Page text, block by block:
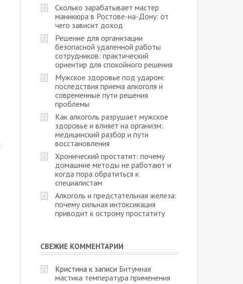
Сколько зарабатывает мастер
маникюра в Ростове-на-Дону: от
чего зависит доход
Решение для организации
безопасной удаленной работы
сотрудников: практический
ориентир для спокойного решения
Мужское здоровье под ударом:
последствия приема алкоголя и
современные пути решения
проблемы
Как алкоголь разрушает мужское
здоровье и влияет на организм:
медицинский разбор и пути
восстановления
Хронический простатит: почему
домашние методы не работают и
когда пора обратиться к
специалистам
Алкоголь и предстательная железа:
почему сильная интоксикация
приводит к острому простатиту
СВЕЖИЕ КОММЕНТАРИИ
Кристина к записи Битумная
мастика температура применения